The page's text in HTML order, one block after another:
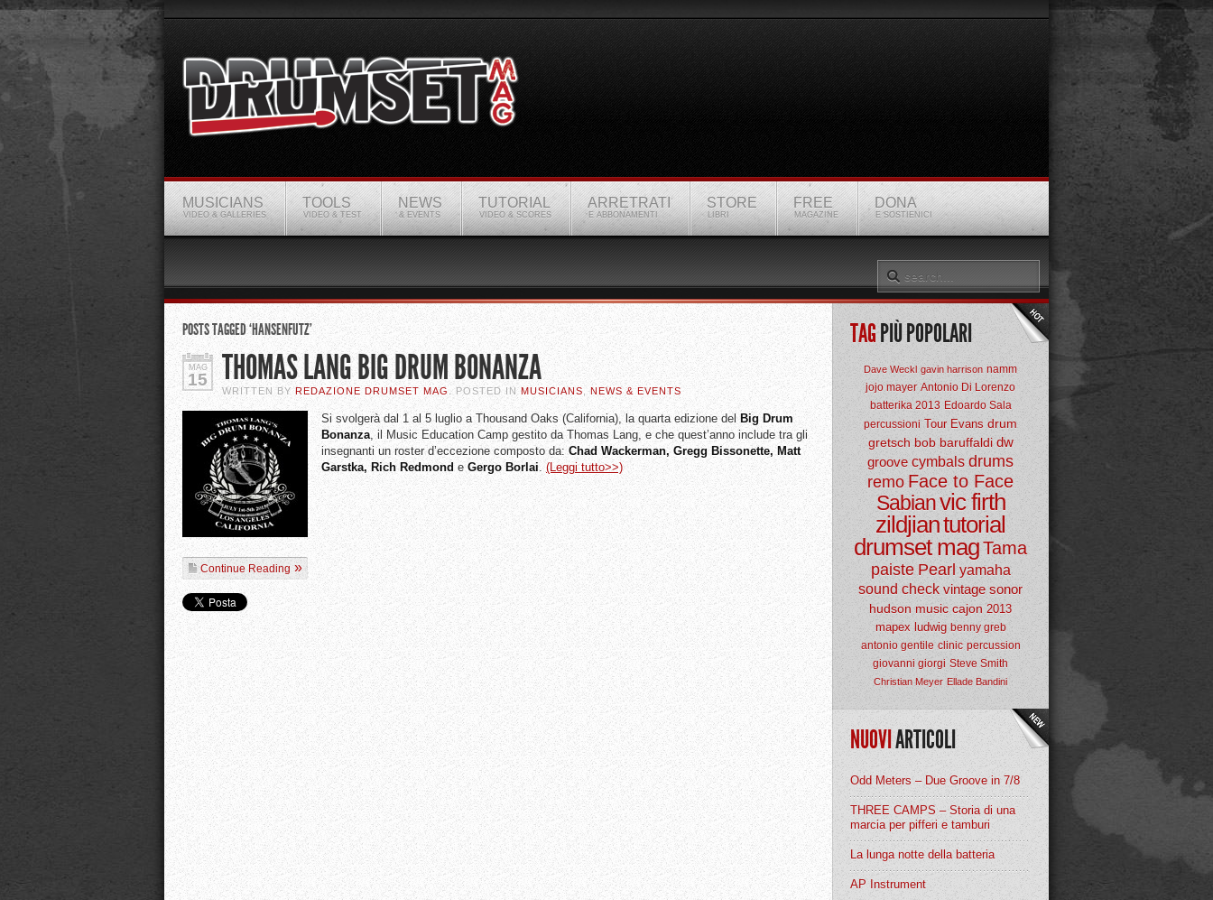
MUSICIANS
VIDEO & GALLERIES
TOOLS
VIDEO & TEST
NEWS
& EVENTS
TUTORIAL
VIDEO & SCORES
ARRETRATI
E ABBONAMENTI
STORE
LIBRI
FREE
MAGAZINE
DONA
E SOSTIENICI
POSTS TAGGED ‘HANSENFUTZ’
MAG
15 THOMAS LANG BIG DRUM BONANZA
WRITTEN BY REDAZIONE DRUMSET MAG . POSTED INMUSICIANS ,NEWS & EVENTS
Si svolgerà dal 1 al 5 luglio a Thousand Oaks (California), la quarta edizione del Big Drum
Bonanza, il Music Education Camp gestito da Thomas Lang, e che quest’anno include tra gli
insegnanti un roster d’eccezione composto da:Chad Wackerman, Gregg Bissonette, Matt
Garstka, Rich Redmond e Gergo Borlai. (Leggi tutto>>)
Continue Reading
TAGPIÙ POPOLARI
Dave Weckl gavin harrison namm
jojo mayer Antonio Di Lorenzo
batterika 2013 Edoardo Sala
percussioni Tour Evans drum
gretsch bob baruffaldi dw
groove cymbals drums
remo Face to Face
Sabianvic firth
zildjiantutorial
drumset magTama
paiste Pearl yamaha
sound check vintage sonor
hudson music cajon 2013
mapex ludwig benny greb
antonio gentile clinic percussion
giovanni giorgi Steve Smith
Christian Meyer Ellade Bandini
NUOVIARTICOLI
Odd Meters – Due Groove in 7/8
THREE CAMPS – Storia di una
marcia per pifferi e tamburi
La lunga notte della batteria
AP Instrument